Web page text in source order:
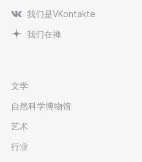
我们是VKontakte
我们在禅
文学
自然科学博物馆
艺术
行业